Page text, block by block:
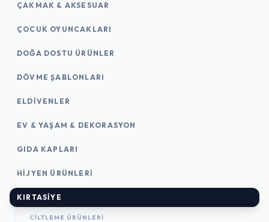
ÇAKMAK & AKSESUAR
ÇOCUK OYUNCAKLARI
DOĞA DOSTU ÜRÜNLER
DÖVME ŞABLONLARI
ELDIVENLER
EV & YAŞAM & DEKORASYON
GIDA KAPLARI
HIJYEN ÜRÜNLERI
KIRTASİYE
CILTLEME ÜRÜNLERI